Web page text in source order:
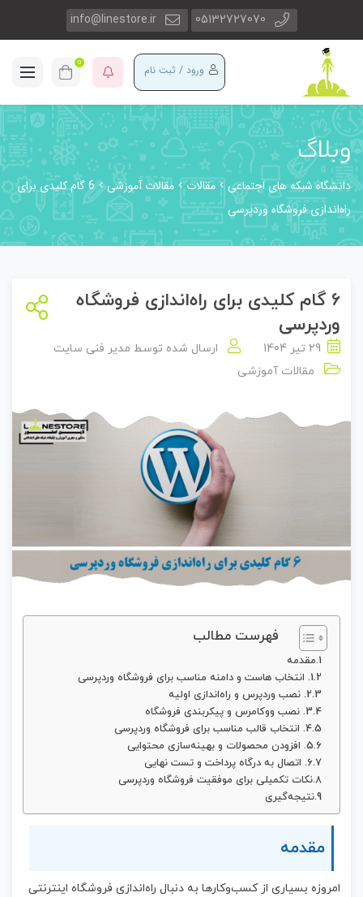
05132727070
info@linestore.ir
ورود / ثبت نام 0
وبلاگ
دانشگاه شبکه های اجتماعی مقالات مقالات آموزشی
6 گام کلیدی برای
راه‌اندازی فروشگاه وردپرسی
6 گام کلیدی برای راه‌اندازی فروشگاه
وردپرسی
29 تیر 1404 ارسال شده توسط مدیر فنی سایت
مقالات آموزشی
فهرست مطالب
مقدمه
1. انتخاب هاست و دامنه مناسب برای فروشگاه وردپرسی
2. نصب وردپرس و راه‌اندازی اولیه
3. نصب ووکامرس و پیکربندی فروشگاه
4. انتخاب قالب مناسب برای فروشگاه وردپرسی
5. افزودن محصولات و بهینه‌سازی محتوایی
6. اتصال به درگاه پرداخت و تست نهایی
نکات تکمیلی برای موفقیت فروشگاه وردپرسی
نتیجه‌گیری
مقدمه
امروزه بسیاری از کسب‌وکارها به دنبال راه‌اندازی فروشگاه اینترنتی